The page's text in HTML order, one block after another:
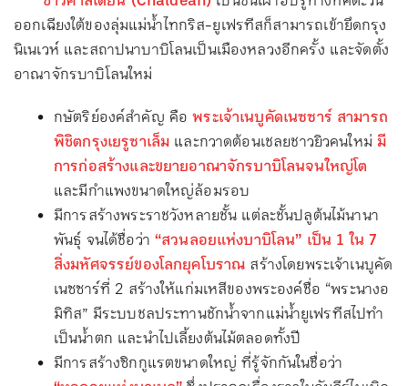
ออกเฉียงใต้ของลุ่มแม่น้ำไทกริส-ยูเฟรทีสก็สามารถเข้ายึดกรุง
นิเนเวห์ และสถาปนาบาบิโลนเป็นเมืองหลวงอีกครั้ง และจัดตั้ง
อาณาจักรบาบิโลนใหม่
กษัตริย์องค์สำคัญ คือ พระเจ้าเนบูคัดเนซซาร์ สามารถ
พิชิตกรุงเยรูซาเล็ม และกวาดต้อนเชลยชาวยิวคนใหม่ มี
การก่อสร้างและขยายอาณาจักรบาบิโลนจนใหญ่โต
และมีกำแพงขนาดใหญ่ล้อมรอบ
มีการสร้างพระราชวังหลายชั้น แต่ละชั้นปลูต้นไม้นานา
พันธุ์ จนได้ชื่อว่า “สวนลอยแห่งบาบิโลน” เป็น 1 ใน 7
สิ่งมหัศจรรย์ของโลกยุคโบราณ สร้างโดยพระเจ้าเนบูคัด
เนซซาร์ที่ 2 สร้างให้แก่มเหสีของพระองค์ชื่อ “พระนางอ
มิทิส” มีระบบชลประทานชักน้ำจากแม่น้ำยูเฟรทีสไปทำ
เป็นน้ำตก และนำไปเลี้ยงต้นไม้ตลอดทั้งปี
มีการสร้างซิกกูแรตขนาดใหญ่ ที่รู้จักกันในชื่อว่า